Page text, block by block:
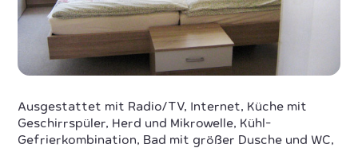
Ausgestattet mit Radio/TV, Internet, Küche mit
Geschirrspüler, Herd und Mikrowelle, Kühl-
Gefrierkombination, Bad mit größer Dusche und WC,